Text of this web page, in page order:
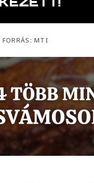
FORRÁS: MTI